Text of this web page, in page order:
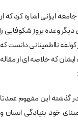
ایرانی اشاره کرد که از
وعده بروز شکوفایی را
کولفه نااطمینانی دانست که
که خلاصه ای از مقاله
گذشته این مفهوم عمدتا
خود بنیادگی انسان و